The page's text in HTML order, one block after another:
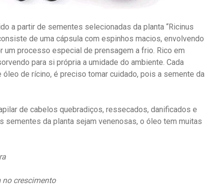
a partir de sementes selecionadas da planta “Ricinus
de uma cápsula com espinhos macios, envolvendo
processo especial de prensagem a frio. Rico em
para si própria a umidade do ambiente. Cada
de rícino, é preciso tomar cuidado, pois a semente da
de cabelos quebradiços, ressecados, danificados e
sementes da planta sejam venenosas, o óleo tem muitas
no crescimento